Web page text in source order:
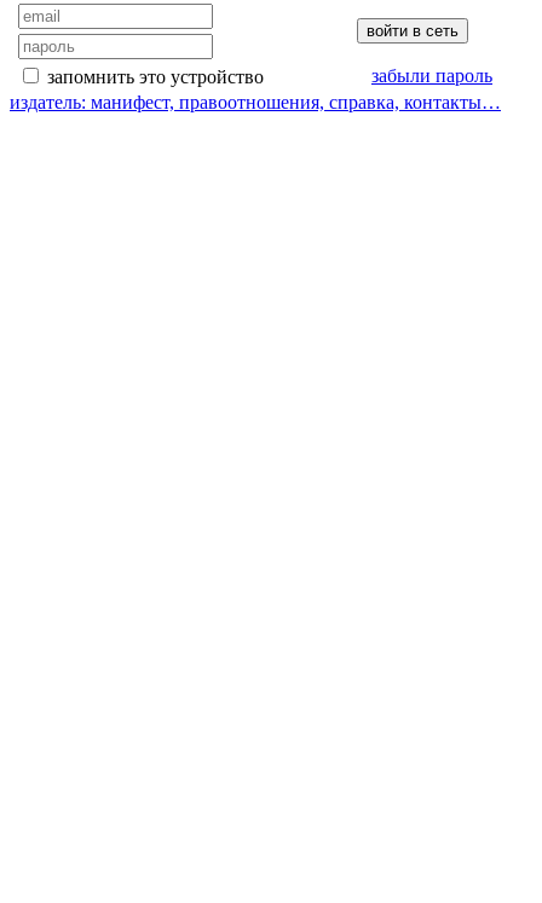
запомнить это устройство
забыли пароль
издатель: манифест, правоотношения, справка, контакты…